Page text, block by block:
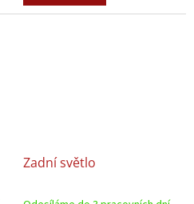
Zadní světlo